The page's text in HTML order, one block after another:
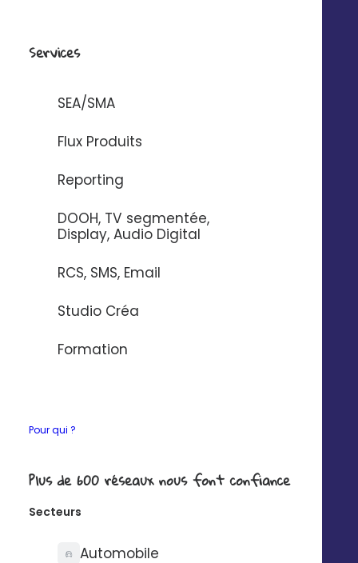
Services
SEA/SMA
Flux Produits
Reporting
DOOH, TV segmentée,
Display, Audio Digital
RCS, SMS, Email
Studio Créa
Formation
Pour qui ?
Plus de 600 réseaux nous font confiance
Secteurs
Automobile